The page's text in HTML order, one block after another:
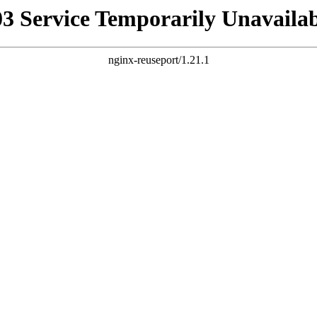
Service Temporarily
nginx-reuseport/1.21.1